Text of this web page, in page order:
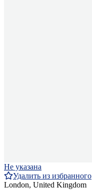
Не указана
Удалить из избранного
London, United Kingdom